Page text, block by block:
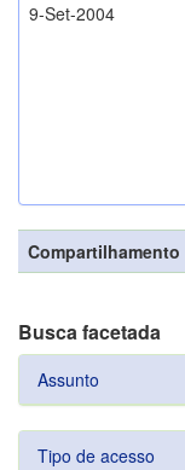
9-Set-2004
Compartilhamento
Busca facetada
Assunto
Tipo de acesso